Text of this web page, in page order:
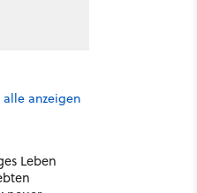
alle anzeigen
Leben